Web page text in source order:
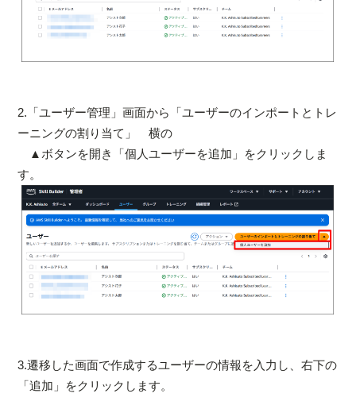
2.「ユーザー管理」画面から「ユーザーのインポートとトレ
ーニングの割り当て」 横の
▲ボタンを開き「個人ユーザーを追加」をクリックしま
す。
3.遷移した画面で作成するユーザーの情報を入力し、右下の
「追加」をクリックします。